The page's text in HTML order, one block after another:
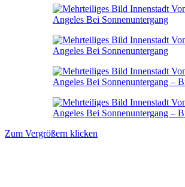
Zum Vergrößern klicken